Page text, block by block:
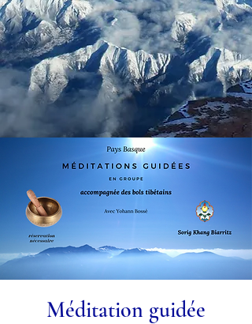
Méditation guidée